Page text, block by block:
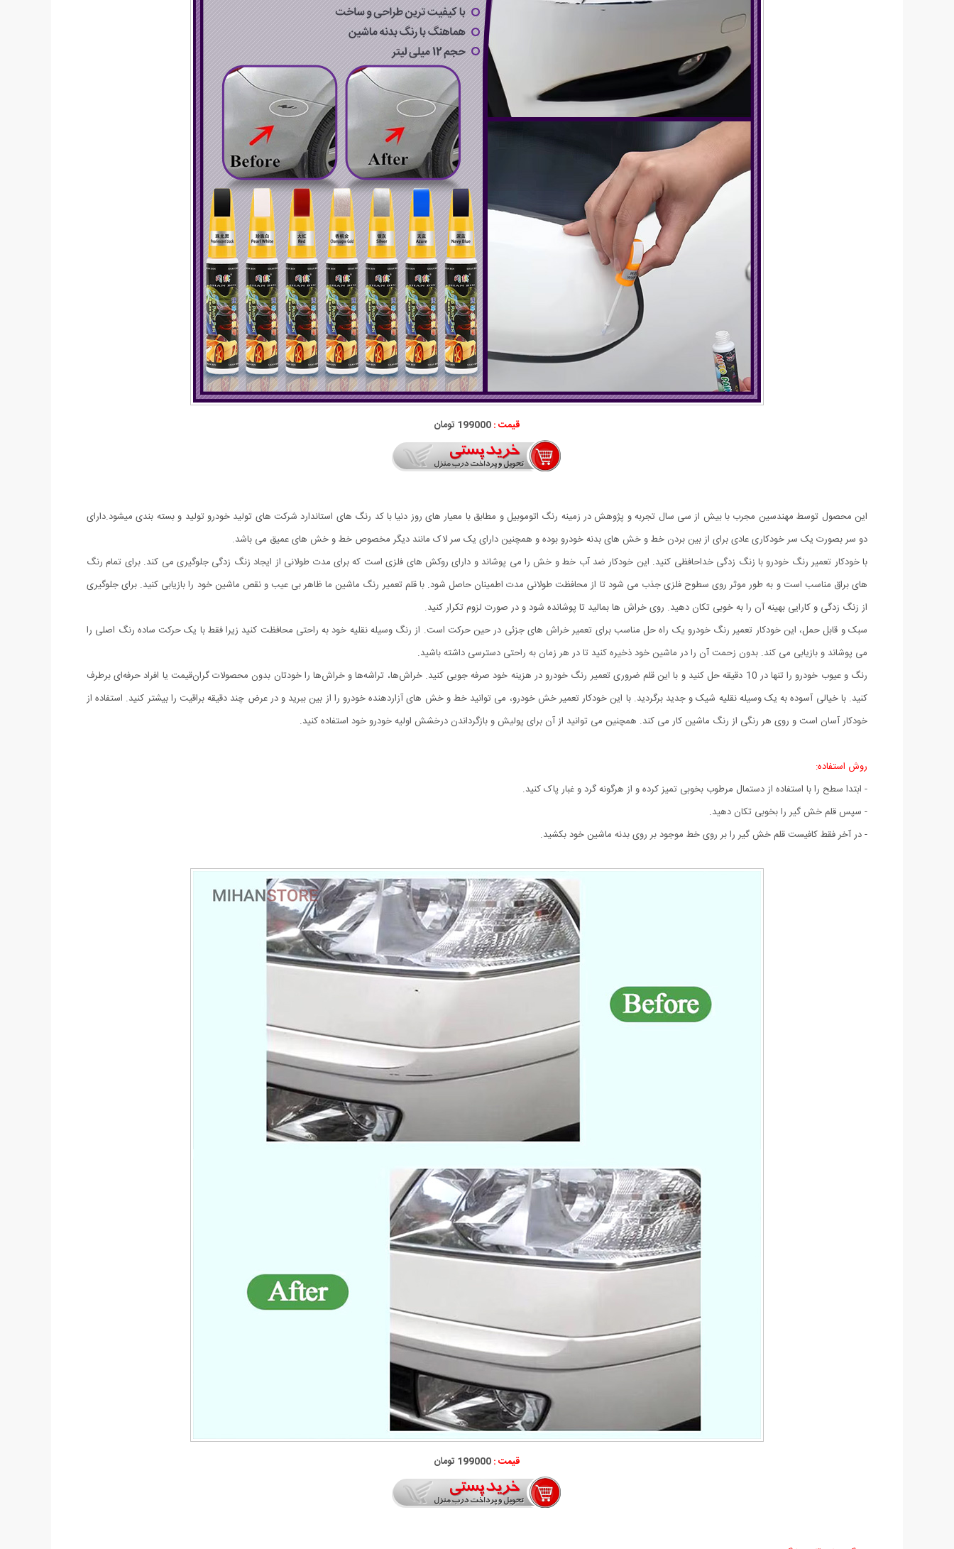
قیمت :199000 تومان
این محصول توسط مهندسین مجرب با بیش از سی سال تجربه و پژوهش در زمینه رنگ اتوموبیل و مطابق با معیار های روز دنیا با کد رنگ های استاندارد شرکت های تولید خودرو تولید و بسته بندی میشود.دارای
دو سر بصورت یک سر خودکاری عادی برای از بین بردن خط و خش های بدنه خودرو بوده و همچنین دارای یک سر لاک مانند دیگر مخصوص خط و خش های عمیق می باشد.
با خودکار تعمیر رنگ خودرو با زنگ زدگی خداحافظی کنید. این خودکار ضد آب خط و خش را می پوشاند و دارای روکش های فلزی است که برای مدت طولانی از ایجاد زنگ زدگی جلوگیری می کند. برای تمام رنگ
های براق مناسب است و به طور موثر روی سطوح فلزی جذب می شود تا از محافظت طولانی مدت اطمینان حاصل شود. با قلم تعمیر رنگ ماشین ما ظاهر بی عیب و نقص ماشین خود را بازیابی کنید. برای جلوگیری
از زنگ زدگی و کارایی بهینه آن را به خوبی تکان دهید. روی خراش ها بمالید تا پوشانده شود و در صورت لزوم تکرار کنید.
سبک و قابل حمل، این خودکار تعمیر رنگ خودرو یک راه حل مناسب برای تعمیر خراش های جزئی در حین حرکت است. از رنگ وسیله نقلیه خود به راحتی محافظت کنید زیرا فقط با یک حرکت ساده رنگ اصلی را
می پوشاند و بازیابی می کند. بدون زحمت آن را در ماشین خود ذخیره کنید تا در هر زمان به راحتی دسترسی داشته باشید.
رنگ و عیوب خودرو را تنها در 10 دقیقه حل کنید و با این قلم ضروری تعمیر رنگ خودرو در هزینه خود صرفه جویی کنید. خراش‌ها، تراشه‌ها و خراش‌ها را خودتان بدون محصولات گران‌قیمت یا افراد حرفه‌ای برطرف
کنید. با خیالی آسوده به یک وسیله نقلیه شیک و جدید برگردید. با این خودکار تعمیر خش خودرو، می توانید خط و خش های آزاردهنده خودرو را از بین ببرید و در عرض چند دقیقه براقیت را بیشتر کنید. استفاده از
خودکار آسان است و روی هر رنگی از رنگ ماشین کار می کند. همچنین می توانید از آن برای پولیش و بازگرداندن درخشش اولیه خودرو خود استفاده کنید.
روش استفاده:
- ابتدا سطح را با استفاده از دستمال مرطوب بخوبی تمیز کرده و از هرگونه گرد و غبار پاک کنید.
- سپس قلم خش گیر را بخوبی تکان دهید.
- در آخر فقط کافیست قلم خش گیر را بر روی خط موجود بر روی بدنه ماشین خود بکشید.
قیمت :199000 تومان